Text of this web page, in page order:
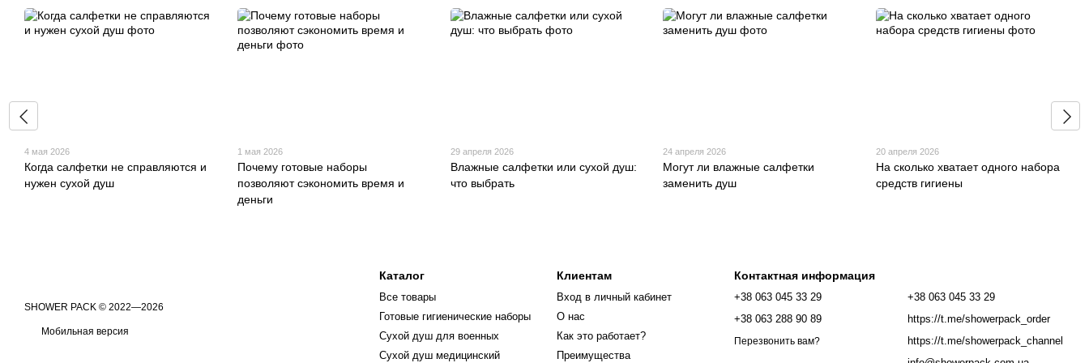
4 мая 2026
Когда салфетки не справляются и
нужен сухой душ
1 мая 2026
Почему готовые наборы
позволяют сэкономить время и
деньги
29 апреля 2026
Влажные салфетки или сухой душ:
что выбрать
24 апреля 2026
Могут ли влажные салфетки
заменить душ
20 апреля 2026
На сколько хватает одного набора
средств гигиены
​​​​​​​SHOWER PACK © 2022—2026
Мобильная версия
Каталог
Все товары
Готовые гигиенические наборы
Cухой душ для военных
Сухой душ медицинский
Клиентам
Вход в личный кабинет
О нас
Как это работает?
Преимущества
Контактная информация
+38 063 045 33 29
+38 063 288 90 89
Перезвонить вам?
+38 063 045 33 29
https://t.me/showerpack_order
https://t.me/showerpack_channel